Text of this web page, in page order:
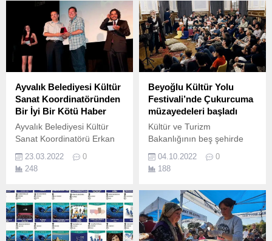
salonunda iki edisyon
halinde gerçekleşecek.
Ayvalık Belediyesi Kültür
Sanat Koordinatöründen
Bir İyi Bir Kötü Haber
Ayvalık Belediyesi Kültür
Sanat Koordinatörü Erkan
önce başladığı ve 6 Mayıs
tarihinde prömiyer
Neyzen isimli oyununu kitap
haline getirdi.
23.03.2022
0
248
Beyoğlu Kültür Yolu
Festivali’nde Çukurcuma
müzayedeleri başladı
Kültür ve Turizm
Bakanlığının beş şehirde
etkinliklerle yaygınlaştırdığı
Türkiye Kültür Yolu
düzenlenen Beyoğlu Kültür
Yolu Festivali coşkusu
Çukurcuma’da sokağa taştı.
04.10.2022
0
188